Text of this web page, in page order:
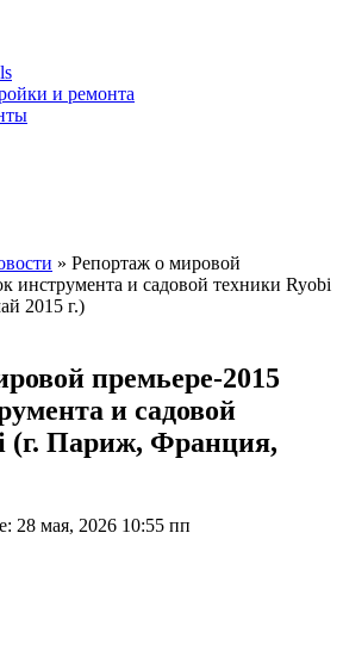
и ремонта
» Репортаж о мировой
инструмента и садовой техники Ryobi
2015 г.)
премьере-2015
и садовой
(г. Париж, Франция,
28 мая, 2026 10:55 пп